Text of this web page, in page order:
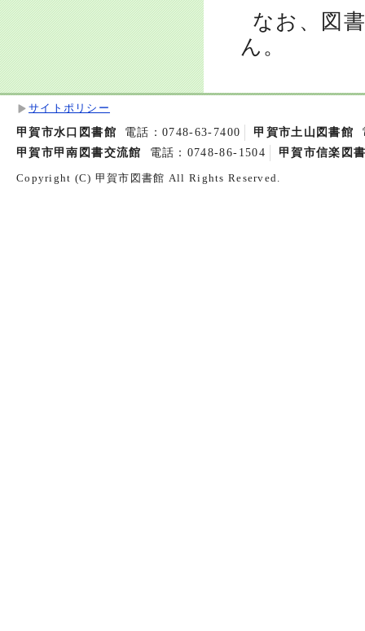
なお、図
ん。
サイトポリシー
甲賀市水口図書館 電話：0748-63-7400 甲賀市土山図書館
甲賀市甲南図書交流館
電話：0748-86-1504 甲賀市信楽図
Copyright (C) 甲賀市図書館 All Rights Reserved.